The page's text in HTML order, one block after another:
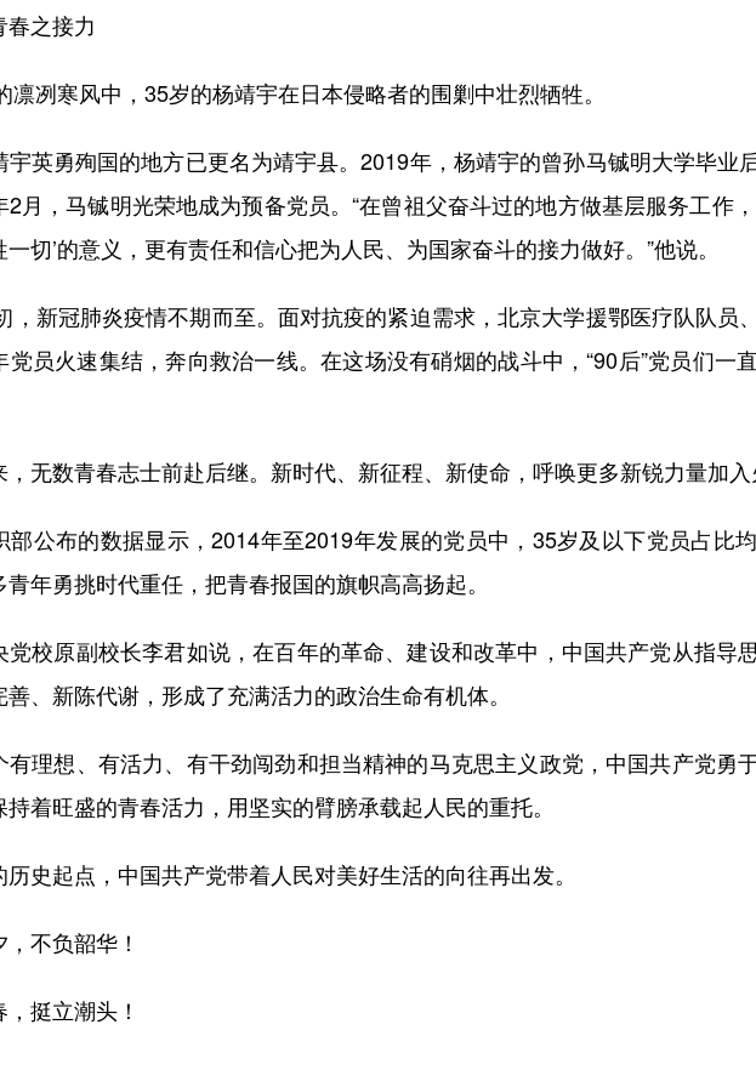
之接力
冽寒风中，35岁的杨靖宇在日本侵略者的围剿中壮烈牺牲。
勇殉国的地方已更名为靖宇县。2019年，杨靖宇的曾孙马铖明大学毕业
月，马铖明光荣地成为预备党员。“在曾祖父奋斗过的地方做基层服务工作
切’的意义，更有责任和信心把为人民、为国家奋斗的接力做好。”他说。
新冠肺炎疫情不期而至。面对抗疫的紧迫需求，北京大学援鄂医疗队队员
党员火速集结，奔向救治一线。在这场没有硝烟的战斗中，“90后”党员们一
数青春志士前赴后继。新时代、新征程、新使命，呼唤更多新锐力量加入
布的数据显示，2014年至2019年发展的党员中，35岁及以下党员占比
年勇挑时代重任，把青春报国的旗帜高高扬起。
原副校长李君如说，在百年的革命、建设和改革中，中国共产党从指导
、新陈代谢，形成了充满活力的政治生命有机体。
想、有活力、有干劲闯劲和担当精神的马克思主义政党，中国共产党勇
着旺盛的青春活力，用坚实的臂膀承载起人民的重托。
起点，中国共产党带着人民对美好生活的向往再出发。
不负韶华！
挺立潮头！